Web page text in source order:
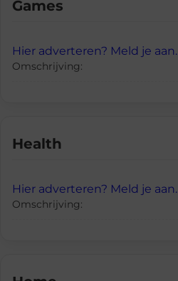
Games
Hier adverteren? Meld je aan.
Omschrijving:
Health
Hier adverteren? Meld je aan.
Omschrijving: